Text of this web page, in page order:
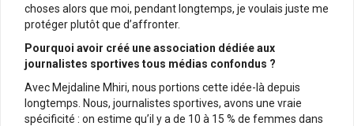
choses alors que moi, pendant longtemps, je voulais juste me
protéger plutôt que d’affronter.
Pourquoi avoir créé une association dédiée aux
journalistes sportives tous médias confondus ?
Avec Mejdaline Mhiri, nous portions cette idée-là depuis
longtemps. Nous, journalistes sportives, avons une vraie
spécificité : on estime qu’il y a de 10 à 15 % de femmes dans